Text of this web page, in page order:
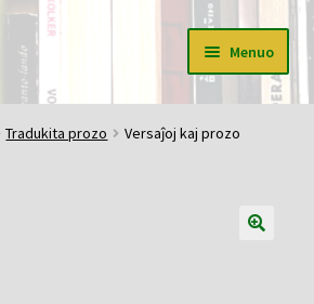
Menuo
Tradukita prozo Versaĵoj kaj prozo